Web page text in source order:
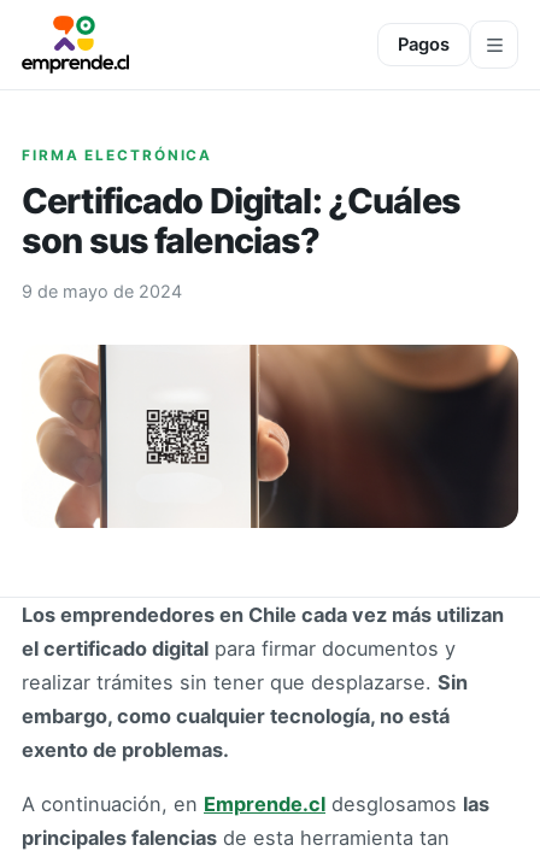
Pagos
FIRMA ELECTRÓNICA
Certificado Digital: ¿Cuáles
son sus falencias?
9 de mayo de 2024
Los emprendedores en Chile cada vez más utilizan
el certificado digital para firmar documentos y
realizar trámites sin tener que desplazarse. Sin
embargo, como cualquier tecnología, no está
exento de problemas.
A continuación, en Emprende.cl desglosamos las
principales falencias de esta herramienta tan